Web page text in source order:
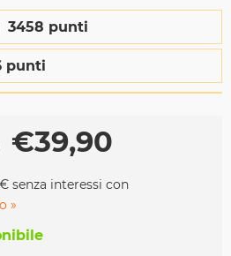
3458 punti
punti
€39,90
€ senza interessi con
»